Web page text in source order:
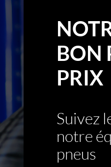
BON
PRIX
Suivez
notre
pneus